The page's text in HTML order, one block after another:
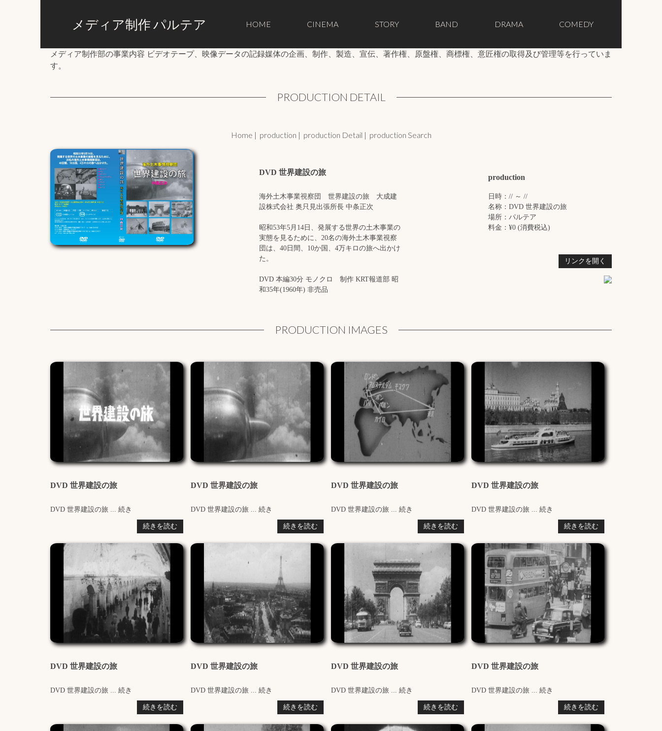
メディア制作 パルテア HOME CINEMA STORY BAND DRAMA COMEDY
メディア制作部の事業内容 ビデオテープ、映像データの記録媒体の企画、制作、製造、宣伝、著作権、原盤権、商標権、意匠権の取得及び管理等を行っていま
す。
PRODUCTION DETAIL
Home | production | production Detail | production Search
DVD 世界建設の旅
海外土木事業視察団 世界建設の旅 大成建
設株式会社 奥只見出張所長 中条正次
昭和53年5月14日、発展する世界の土木事業の
実態を見るために、20名の海外土木事業視察
団は、40日間、10か国、4万キロの旅へ出かけ
た。
DVD 本編30分 モノクロ 制作 KRT報道部 昭
和35年(1960年) 非売品
production
日時：// ～ //
名称：DVD 世界建設の旅
場所：パルテア
料金：¥0 (消費税込)
リンクを開く
PRODUCTION IMAGES
DVD 世界建設の旅
DVD 世界建設の旅 ... 続き
続きを読む
DVD 世界建設の旅
DVD 世界建設の旅 ... 続き
続きを読む
DVD 世界建設の旅
DVD 世界建設の旅 ... 続き
続きを読む
DVD 世界建設の旅
DVD 世界建設の旅 ... 続き
続きを読む
DVD 世界建設の旅
DVD 世界建設の旅 ... 続き
続きを読む
DVD 世界建設の旅
DVD 世界建設の旅 ... 続き
続きを読む
DVD 世界建設の旅
DVD 世界建設の旅 ... 続き
続きを読む
DVD 世界建設の旅
DVD 世界建設の旅 ... 続き
続きを読む